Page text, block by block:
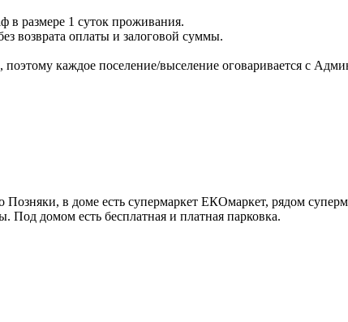
в размере 1 суток проживания.
возврата оплаты и залоговой суммы.
каждое поселение/выселение оговаривается с
Позняки, в доме есть супермаркет ЕКОмаркет, рядом
домом есть бесплатная и платная парковка.